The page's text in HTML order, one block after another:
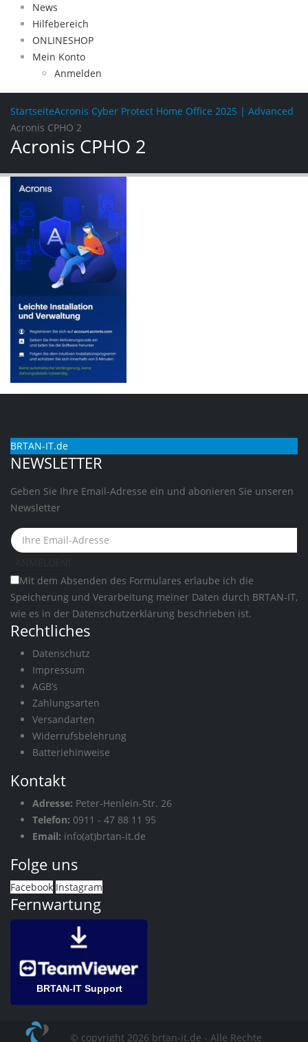
News
Hilfebereich
ONLINESHOP
Mein Konto
Anmelden
StartseiteAcronis Cyber Protect Home Office 2025 | Advanced
Acronis CPHO 2
Acronis CPHO 2
BRTAN-IT.de
NEWSLETTER
Geben Sie Ihre Email-Adresse ein und abonieren Sie unseren
Newsletter
Mit dem Absenden des Formulares erlaube ich die
Speicherung und Verarbeitung meiner Daten durch BRTAN-IT,
wie es in der Datenschutzerklärung beschrieben ist.
Rechtliches
Datenschutz
Impressum
AGB’s
Zahlungsarten
Versandarten
Widerrufsbelehrung
Batteriehinweise
Kontakt
Adresse: Peter-Henlein-Str. 26
Telefon: 0911 - 47 88 11 95
Email: info(at)brtan-it.de
Folge uns
Facebook Instagram
Fernwartung
BRTAN-IT Support
© copyright 2026 brtan-it.de - Alle Rechte